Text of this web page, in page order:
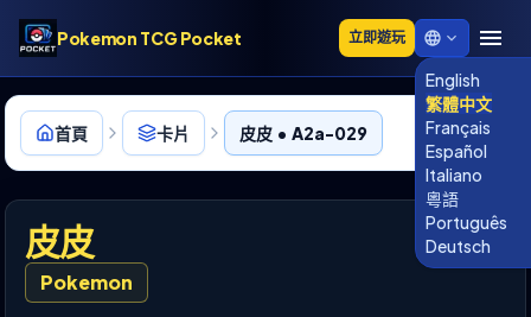
Pokemon TCG Pocket 立即遊玩
English
繁體中文
Français
Español
Italiano
粵語
Português
Deutsch
首頁 卡片 皮皮 • A2a-029
皮皮
Pokemon